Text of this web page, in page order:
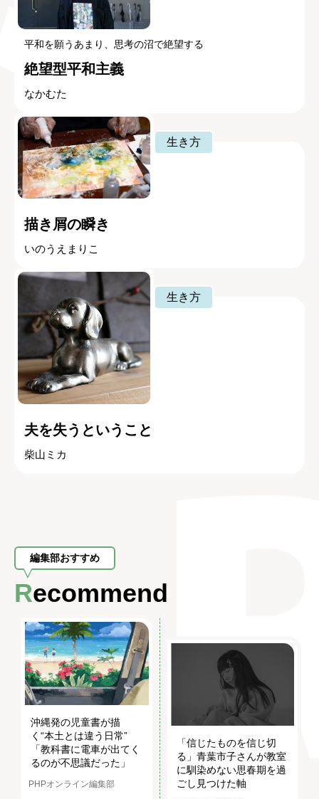
平和を願うあまり、思考の沼で絶望する
絶望型平和主義
なかむた
生き方
描き屑の瞬き
いのうえまりこ
生き方
夫を失うということ
柴山ミカ
編集部おすすめ
Recommend
沖縄発の児童書が描
く“本土とは違う日常”
「教科書に電車が出てく
るのが不思議だった」
PHPオンライン編集部
「信じたものを信じ切
る」青葉市子さんが教室
に馴染めない思春期を過
ごし見つけた軸